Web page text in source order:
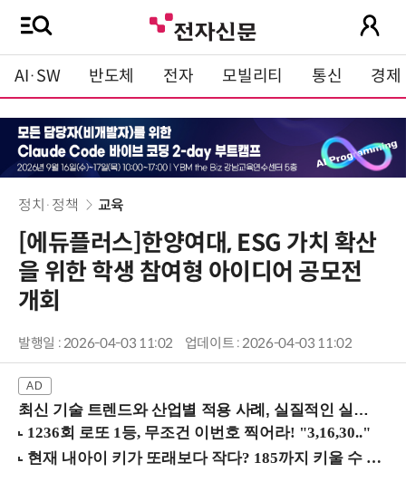
AI·SW 반도체 전자 모빌리티 통신 경제
정치·정책 교육
[에듀플러스]한양여대, ESG 가치 확산
을 위한 학생 참여형 아이디어 공모전
개회
발행일 : 2026-04-03 11:02 업데이트 : 2026-04-03 11:02
최신 기술 트렌드와 산업별 적용 사례, 실질적인 실행 전략을 공유 (9/18 양재역)